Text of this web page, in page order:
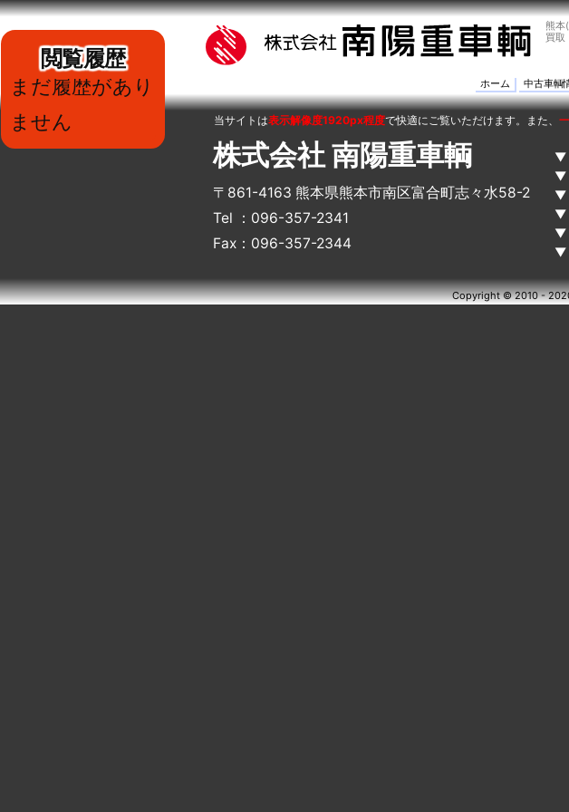
熊本
買取
ホーム 中古車輌
閲覧履歴
まだ履歴があり
ません
当サイトは表示解像度1920px程度で快適にご覧いただけます。また、
株式会社 南陽重車輌
〒861-4163 熊本県熊本市南区富合町志々水58-2
Tel ：096-357-2341
Fax：096-357-2344
Copyright © 2010 -